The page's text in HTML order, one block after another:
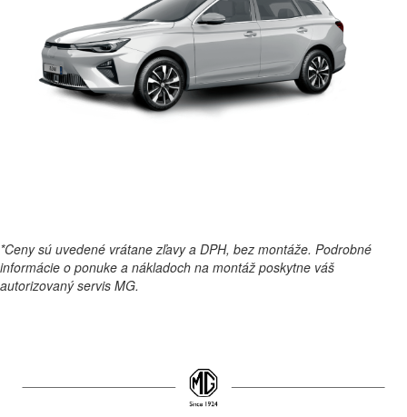
*Ceny sú uvedené vrátane zľavy a DPH, bez montáže. Podrobné
informácie o ponuke a nákladoch na montáž poskytne váš
autorizovaný servis MG.